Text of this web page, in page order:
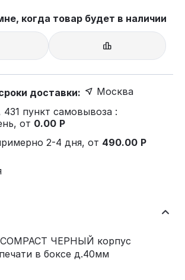
когда товар будет в наличии
доставки:
Москва
431 пункт самовывоза :
от 0.00 Р
2-4 дня, от 490.00 Р
ЧЕРНЫЙ корпус
в боксе д.40мм